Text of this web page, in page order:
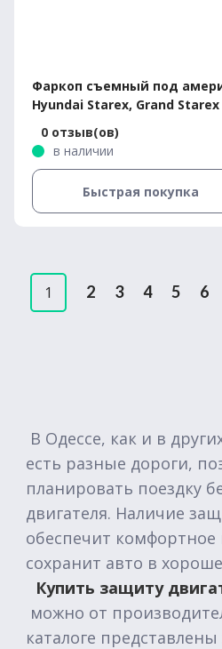
Фаркоп съемный под
Hyundai Starex, Grand Starex
0 отзыв(ов)
в наличии
Быстрая покупка
1 2 3 4 5 6
В Одессе, как и в
есть разные дороги,
планировать поездку
двигателя. Наличие
обеспечит комфортное
сохранит авто в
Купить защиту
можно от
каталоге